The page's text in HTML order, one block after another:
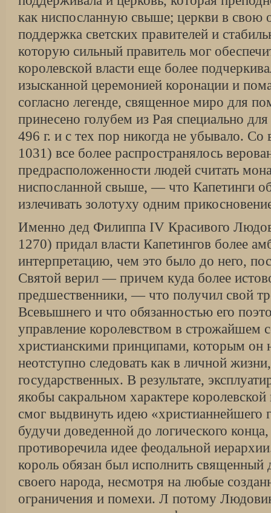
как ниспосланную свыше; церкви в свою
поддержка светских правителей и
которую сильный правитель мог
королевской власти еще более
изысканной церемонией коронации и
согласно легенде, священное миро для
принесено голубем из Рая специально
496 г. и с тех пор никогда не убывало.
1031) все более распространялось
предрасположенности людей считать
ниспосланной свыше, — что Капетинги
излечивать золотуху одним
Именно дед Филиппа IV Красивого
1270) придал власти Капетингов более
интерпретацию, чем это было до него,
Святой верил — причем куда более
предшественники, — что получил свой
Всевышнего и что обязанностью его
управление королевством в строжайшем
христианскими принципами, которым он
неотступно следовать как в личной
государственных. В результате,
якобы сакральном характере
смог выдвинуть идею «христианнейшего
будучи доведенной до логического
противоречила идее феодальной
король обязан был исполнить священный
своего народа, несмотря на любые
ограничения и помехи. Л потому